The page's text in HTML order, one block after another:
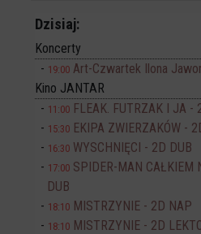
Dzisiaj:
Koncerty
19:00 Art-Czwartek Ilona
Kino JANTAR
11:00 FLEAK. FUTRZAK I JA -
15:30 EKIPA ZWIERZAKÓW -
16:30 WYSCHNIĘCI - 2D DUB
17:00 SPIDER-MAN CAŁKIEM
DUB
18:10 MISTRZYNIE - 2D NAP
18:10 MISTRZYNIE - 2D